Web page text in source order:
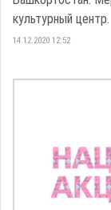
культурный центр.
14.12.2020 12:52